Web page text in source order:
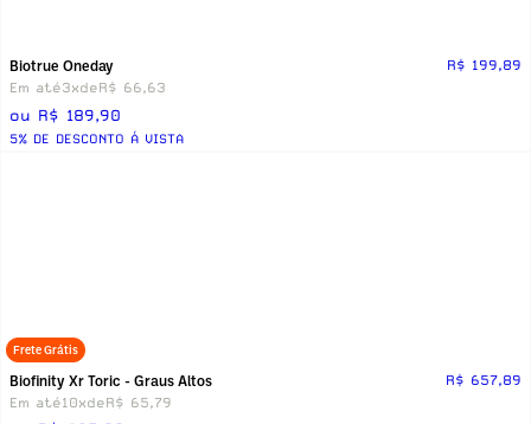
Biotrue Oneday
R$ 199,89
Em até3xdeR$ 66,63
ou R$ 189,90
5% DE DESCONTO Á VISTA
Frete Grátis
Biofinity Xr Toric - Graus Altos
R$ 657,89
Em até10xdeR$ 65,79